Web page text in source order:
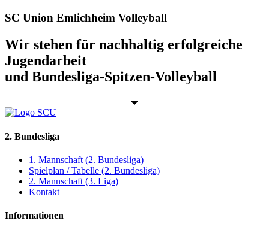
SC Union Emlichheim Volleyball
Wir stehen für nachhaltig erfolgreiche
Jugendarbeit
und Bundesliga-Spitzen-Volleyball
2. Bundesliga
1. Mannschaft (2. Bundesliga)
Spielplan / Tabelle (2. Bundesliga)
2. Mannschaft (3. Liga)
Kontakt
Informationen